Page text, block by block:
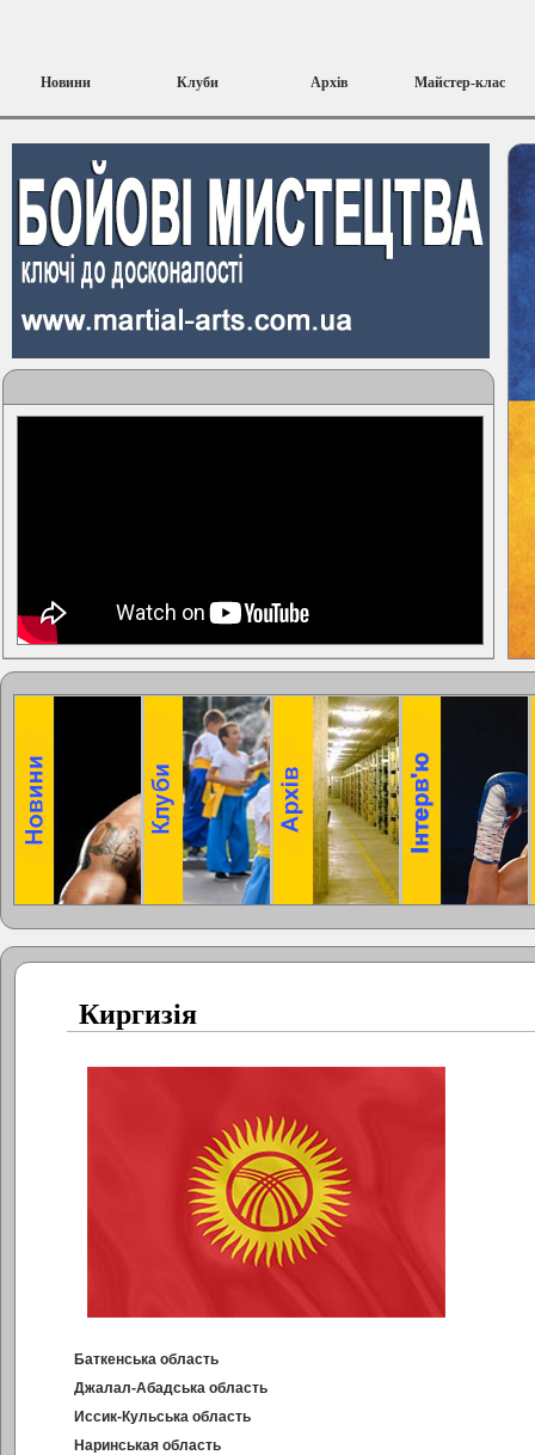
Новини Клуби Архів Майстер-клас
Киргизія
Баткенська область
Джалал-Абадська область
Иссик-Кульська область
Наринськая область